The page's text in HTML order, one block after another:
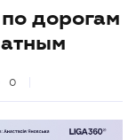
дорогам
0